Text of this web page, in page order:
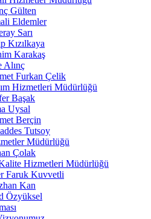
Gülten
Eldemler
Sarı
Kızılkaya
Karakaş
Alınç
Furkan Çelik
Hizmetleri Müdürlüğü
Başak
Uysal
Berçin
Tutsoy
Müdürlüğü
Çolak
Hizmetleri Müdürlüğü
Faruk Kuvvetli
Kan
Özyüksel